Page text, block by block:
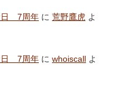
日 7周年 に 荒野鷹虎 よ
日 7周年 に whoiscall よ